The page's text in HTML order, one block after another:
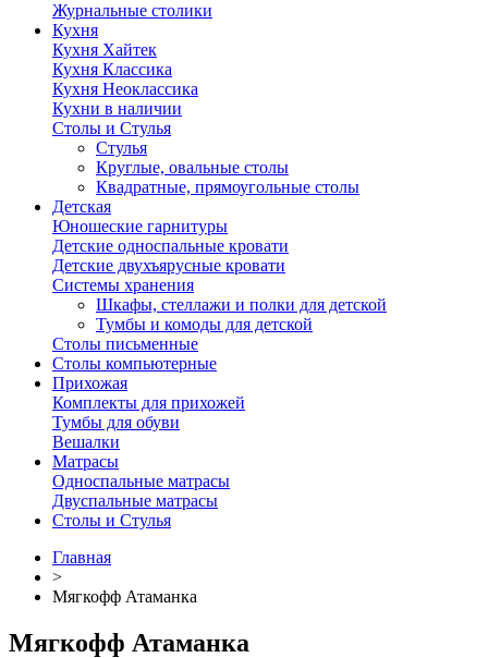
Журнальные столики
Кухня
Кухня Хайтек
Кухня Классика
Кухня Неоклассика
Кухни в наличии
Столы и Стулья
Стулья
Круглые, овальные столы
Квадратные, прямоугольные столы
Детская
Юношеские гарнитуры
Детские односпальные кровати
Детские двухъярусные кровати
Системы хранения
Шкафы, стеллажи и полки для детской
Тумбы и комоды для детской
Столы письменные
Столы компьютерные
Прихожая
Комплекты для прихожей
Тумбы для обуви
Вешалки
Матрасы
Односпальные матрасы
Двуспальные матрасы
Столы и Стулья
Главная
>
Мягкофф Атаманка
Мягкофф Атаманка